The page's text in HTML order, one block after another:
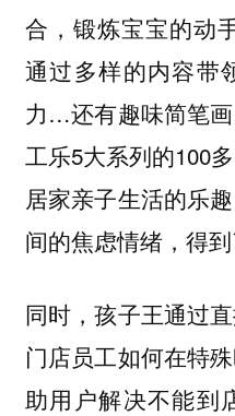
合，锻炼宝宝的动
通过多样的内容带
力…还有趣味简笔
工乐5大系列的100
居家亲子生活的乐
间的焦虑情绪，得
同时，孩子王通过
门店员工如何在特
助用户解决不能到